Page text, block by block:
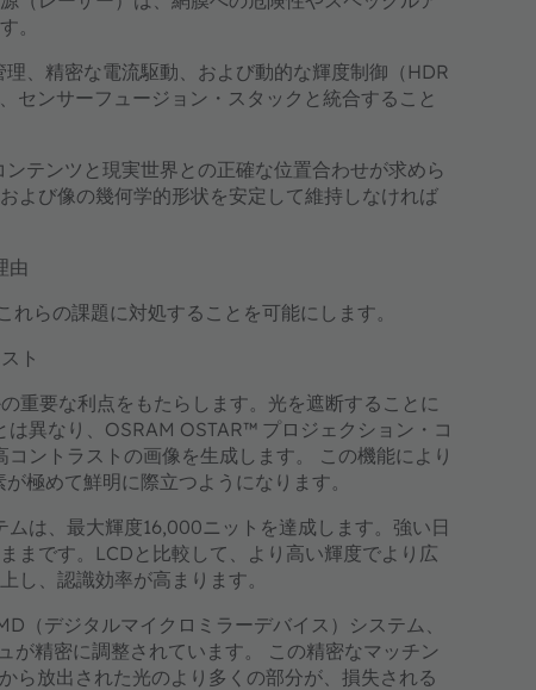
。
、精密な電流駆動、および動的な輝度制御（HDR
センサーフュージョン・スタックと統合すること
テンツと現実世界との正確な位置合わせが求めら
よび像の幾何学的形状を安定して維持しなければ
由
らの課題に対処することを可能にします。
ト
重要な利点をもたらします。光を遮断することに
異なり、OSRAM OSTAR™ プロジェクション・コ
ントラストの画像を生成します。 この機能により
極めて鮮明に際立つようになります。
は、最大輝度16,000ニットを達成します。強い日
まです。LCDと比較して、より高い輝度でより広
し、認識効率が高まります。
（デジタルマイクロミラーデバイス）システム、
精密に調整されています。 この精密なマッチン
ら放出された光のより多くの部分が、損失される